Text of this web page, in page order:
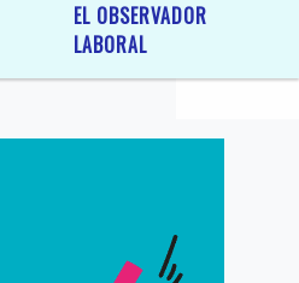
EL OBSERVADOR
LABORAL